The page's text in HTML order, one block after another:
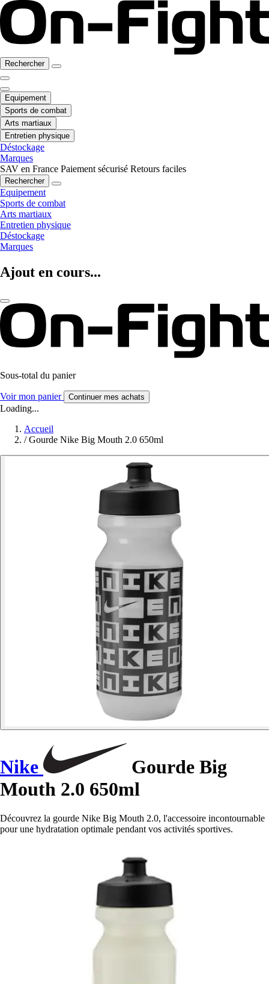
Rechercher
Equipement
Sports de combat
Arts martiaux
Entretien physique
Déstockage
Marques
SAV en France Paiement sécurisé Retours faciles
Rechercher
Equipement
Sports de combat
Arts martiaux
Entretien physique
Déstockage
Marques
Ajout en cours...
Sous-total du panier
Voir mon panier Continuer mes achats
Loading...
Accueil
/ Gourde Nike Big Mouth 2.0 650ml
Nike
Gourde Big
Mouth 2.0 650ml
Découvrez la gourde Nike Big Mouth 2.0, l'accessoire incontournable
pour une hydratation optimale pendant vos activités sportives.